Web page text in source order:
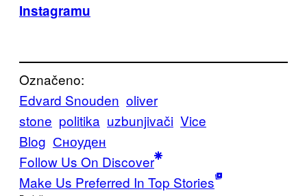
Instagramu
Označeno:
Edvard Snouden oliver
stone politika uzbunjivači Vice
Blog Сноуден
Follow Us On Discover
Make Us Preferred In Top Stories